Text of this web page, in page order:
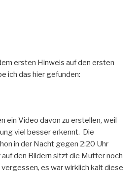
ersten Hinweis auf den ersten
ich das hier gefunden:
ein Video davon zu erstellen, weil
viel besser erkennt. Die
in der Nacht gegen 2:20 Uhr
den Bildern sitzt die Mutter noch
es war wirklich kalt diese